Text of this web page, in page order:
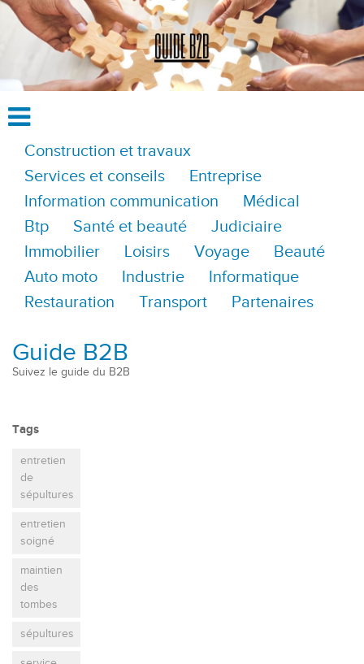
Construction et travaux
Services et conseils
Entreprise
Information communication
Médical
Btp
Santé et beauté
Judiciaire
Immobilier
Loisirs Voyage
Beauté
Auto moto
Industrie
Informatique
Restauration
Transport Partenaires
Guide B2B
Suivez le guide du B2B
Tags
entretien
de
sépultures
entretien
soigné
maintien
des
tombes
sépultures